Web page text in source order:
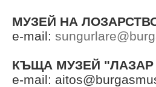
МУЗЕЙ НА
e-mail:
КЪЩА МУЗЕЙ "ЛАЗАР
e-mail: